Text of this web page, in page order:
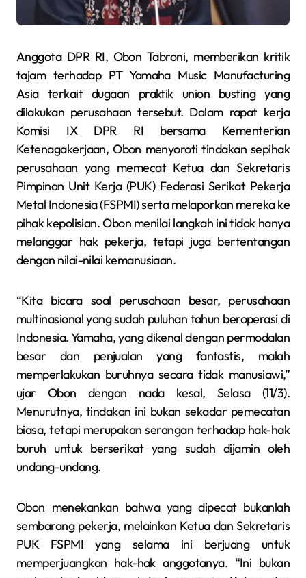
Anggota DPR RI, Obon Tabroni, memberikan kritik
tajam terhadap PT Yamaha Music Manufacturing
Asia terkait dugaan praktik union busting yang
dilakukan perusahaan tersebut. Dalam rapat kerja
Komisi IX DPR RI bersama Kementerian
Ketenagakerjaan, Obon menyoroti tindakan sepihak
perusahaan yang memecat Ketua dan Sekretaris
Pimpinan Unit Kerja (PUK) Federasi Serikat Pekerja
Metal Indonesia (FSPMI) serta melaporkan mereka ke
pihak kepolisian. Obon menilai langkah ini tidak hanya
melanggar hak pekerja, tetapi juga bertentangan
dengan nilai-nilai kemanusiaan.
“Kita bicara soal perusahaan besar, perusahaan
multinasional yang sudah puluhan tahun beroperasi di
Indonesia. Yamaha, yang dikenal dengan permodalan
besar dan penjualan yang fantastis, malah
memperlakukan buruhnya secara tidak manusiawi,”
ujar Obon dengan nada kesal, Selasa (11/3).
Menurutnya, tindakan ini bukan sekadar pemecatan
biasa, tetapi merupakan serangan terhadap hak-hak
buruh untuk berserikat yang sudah dijamin oleh
undang-undang.
Obon menekankan bahwa yang dipecat bukanlah
sembarang pekerja, melainkan Ketua dan Sekretaris
PUK FSPMI yang selama ini berjuang untuk
memperjuangkan hak-hak anggotanya. “Ini bukan